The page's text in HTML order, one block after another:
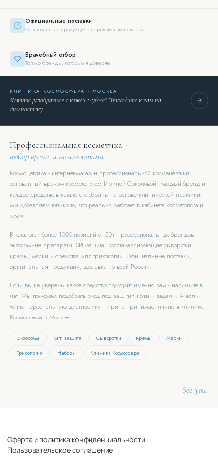
Официальные поставки
Оригинальная продукция с сертификатами качества
Врачебный отбор
Только бренды, которым я доверяю
КЛИНИКА КОСМОСФЕРА · МОСКВА
Хотите разобраться с кожей глубже? Приходите к нам на
диагностику
Профессиональная косметика -
выбор врача, а не алгоритма
Космоцевтика - интернет-магазин профессиональной космецевтики,
основанный врачом-косметологом Ириной Соколовой. Каждый бренд и
каждое средство в каталоге отобраны на основе клинической практики:
мы добавляем только то, что реально работает в кабинете косметолога и
дома.
В каталоге - более 1000 позиций от 50+ профессиональных брендов:
экзосомные препараты, SPF-защита, восстанавливающие сыворотки,
кремы, маски и средства для трихологии. Официальные поставки,
оригинальная продукция, доставка по всей России.
Если вы не уверены какое средство подходит именно вам - напишите в
чат. Мы поможем подобрать уход под ваш тип кожи и задачи. А если
хотите персональную диагностику - Ирина принимает лично в клинике
Космосфера в Москве.
Экзосомы SPF защита Сыворотки Кремы
Маски
Трихология
Наборы Клиника Космосфера
See you.
Оферта и политика конфиденциальности
Пользовательское соглашение